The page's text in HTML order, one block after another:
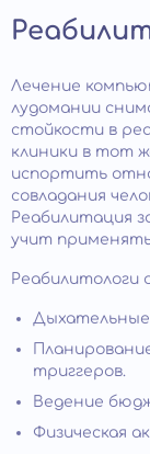
Лечение
лудомании
стойкости в
клиники в тот
испортить
совладания
Реабилитация
учит
Дыхательные
триггеров.
Ведение
Физическая